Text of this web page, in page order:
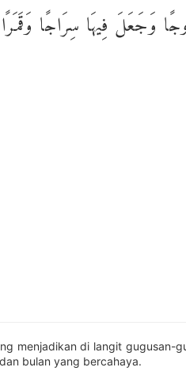
وَجَعَلَ فِيهَا سِرَاجًا وَقَمَرًا
menjadikan di langit gugusan-
bulan yang bercahaya.